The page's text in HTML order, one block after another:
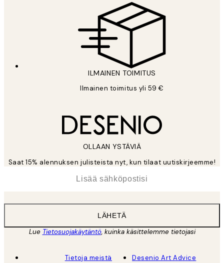
ILMAINEN TOIMITUS
Ilmainen toimitus yli 59 €
OLLAAN YSTÄVIÄ
Saat 15% alennuksen julisteista nyt, kun tilaat uutiskirjeemme!
LÄHETÄ
Lue Tietosuojakäytäntö, kuinka käsittelemme tietojasi
Tietoja meistä
Desenio Art Advice